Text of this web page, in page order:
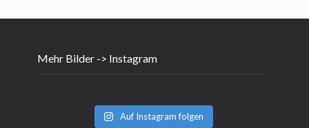
Mehr Bilder -> Instagram
Auf Instagram folgen